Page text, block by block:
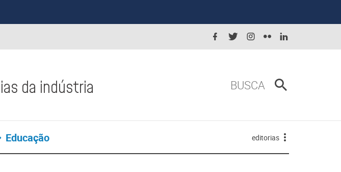
da indústria BUSCA
Educação editorias